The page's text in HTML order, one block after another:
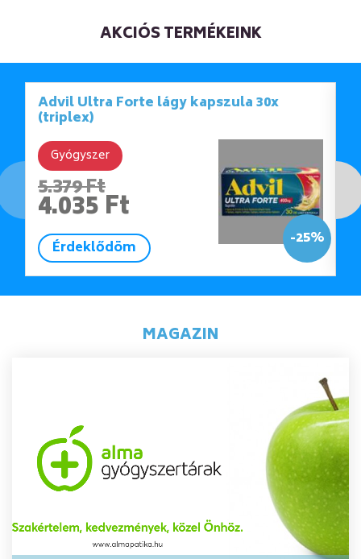
AKCIÓS TERMÉKEINK
Advil Ultra Forte lágy kapszula 30x
(triplex)
Gyógyszer
5.379 Ft
4.035 Ft
Érdeklődöm -25%
MAGAZIN